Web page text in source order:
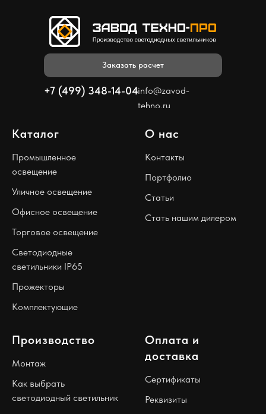
+7 (499) 348-14-04info@zavod-
tehno.ru
Заказать расчет
Каталог
Промышленное
освещение
Уличное освещение
Офисное освещение
Торговое освещение
Светодиодные
светильники IP65
Прожекторы
Комплектующие
О нас
Контакты
Портфолио
Статьи
Стать нашим дилером
Производство
Монтаж
Как выбрать
светодиодный светильник
Оплата и
доставка
Сертификаты
Реквизиты